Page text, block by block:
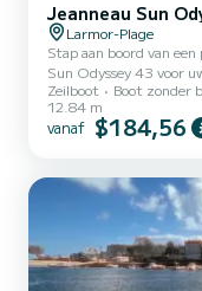
Jeanneau Sun
Larmor-Plage
Stap aan boord van
Sun Odyssey 43 voor uw zeilvakantie.
biedt alle comfort voor
tweepersoonshutten - 2
Webasto verwarming -
zeilpakket (Grootzeil
Zeilboot Boot zonder
12.84 m
vanaf $184,56